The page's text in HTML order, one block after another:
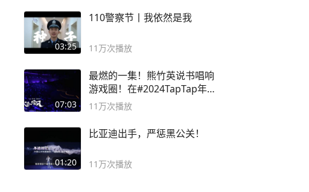
03:25
110警察节丨我依然是我
11万次播放
07:03
最燃的一集！熊竹英说书唱响
游戏圈！在#2024TapTap年
度游戏大赏
11万次播放
01:20
比亚迪出手，严惩黑公关！
11万次播放